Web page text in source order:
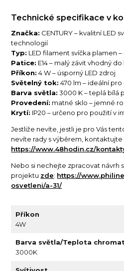
Technické specifikace v
Značka: CENTURY – kvalitní LED
technologií
Typ: LED filament svíčka plamen
Patice: E14 – malý závit vhodný
Příkon: 4 W – úsporný LED zdroj
Světelný tok: 470 lm – ideální
Barva světla: 3000 K – teplá bílá
Provedení: matné sklo – jemné
Krytí: IP20 – určeno pro použití v
Jestliže nevíte, jestli je pro Vás
nevíte rady s výběrem, kontaktujte
https://www.48hodin.cz/
Nebo si nechejte zpracovat návrh
projektu zde: https://
osvetleni/a-31/
Příkon
4W
Barva světla/Teplota
3000K